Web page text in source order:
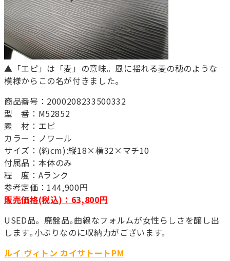
▲「エピ」は「麦」の意味。風に揺れる麦の穂のような
模様からこの名が付きました。
商品番号：2000208233500332
型 番：M52852
素 材：エピ
カラー：ノワール
サイズ：(約cm):縦18×横32×マチ10
付属品：本体のみ
程 度：Aランク
参考定価：144,900円
販売価格(税込)：63,800円
USED品。廃盤品｡曲線なフォルムが女性らしさを醸し出
します｡小ぶりなのに収納力がございます。
ルイ ヴィトン カイサトートPM